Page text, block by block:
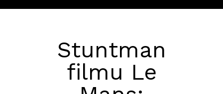
Stuntman
filmu Le